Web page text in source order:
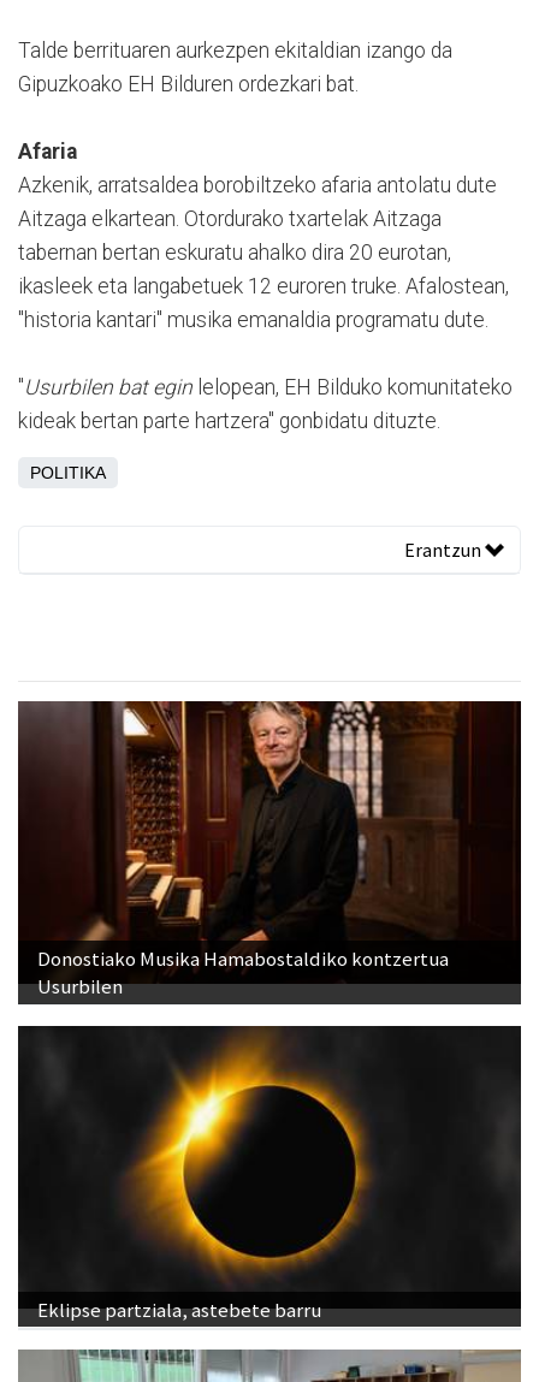
Talde berrituaren aurkezpen ekitaldian izango da
Gipuzkoako EH Bilduren ordezkari bat.
Afaria
Azkenik, arratsaldea borobiltzeko afaria antolatu dute
Aitzaga elkartean. Otordurako txartelak Aitzaga
tabernan bertan eskuratu ahalko dira 20 eurotan,
ikasleek eta langabetuek 12 euroren truke. Afalostean,
"historia kantari" musika emanaldia programatu dute.
"Usurbilen bat egin lelopean, EH Bilduko komunitateko
kideak bertan parte hartzera" gonbidatu dituzte.
POLITIKA
Erantzun
Donostiako Musika Hamabostaldiko kontzertua
Usurbilen
Eklipse partziala, astebete barru